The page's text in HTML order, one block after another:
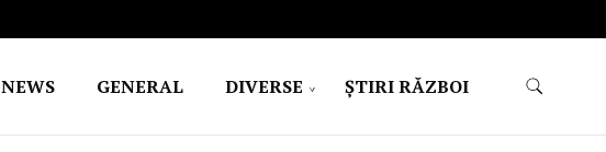
NEWS GENERAL DIVERSE ŞTIRI RĂZBOI